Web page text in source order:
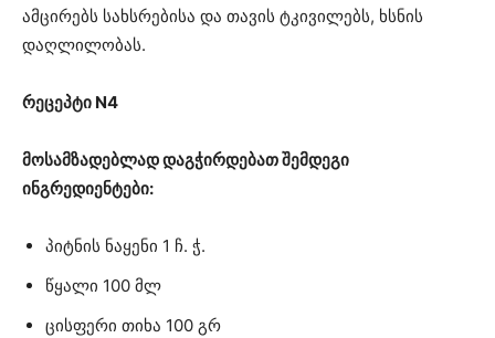
ამცირებს სახსრებისა და თავის ტკივილებს, ხსნის
დაღლილობას.
რეცეპტი N4
მოსამზადებლად დაგჭირდებათ შემდეგი
ინგრედიენტები:
პიტნის ნაყენი 1 ჩ. ჭ.
წყალი 100 მლ
ცისფერი თიხა 100 გრ